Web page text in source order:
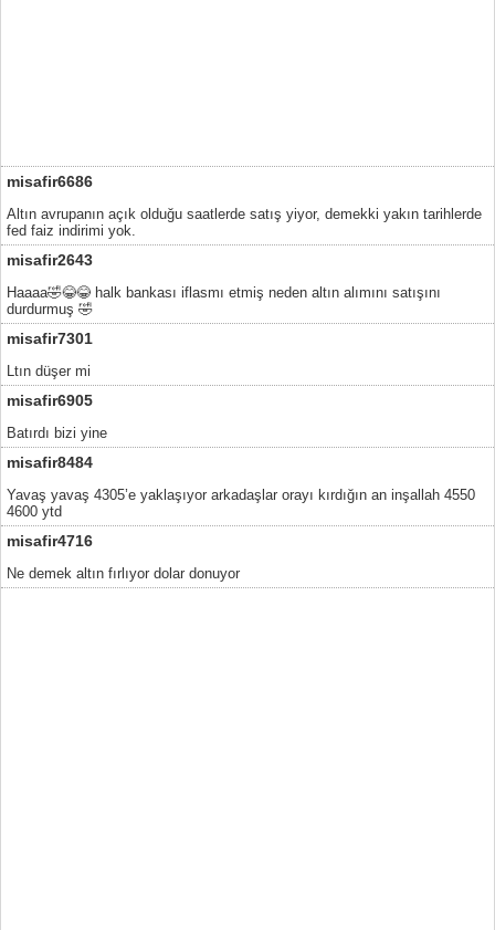
misafir6686
Altın avrupanın açık olduğu saatlerde satış yiyor, demekki yakın tarihlerde
fed faiz indirimi yok.
misafir2643
Haaaa🤣😂😂 halk bankası iflasmı etmiş neden altın alımını satışını
durdurmuş 🤣
misafir7301
Ltın düşer mi
misafir6905
Batırdı bizi yine
misafir8484
Yavaş yavaş 4305’e yaklaşıyor arkadaşlar orayı kırdığın an inşallah 4550
4600 ytd
misafir4716
Ne demek altın fırlıyor dolar donuyor